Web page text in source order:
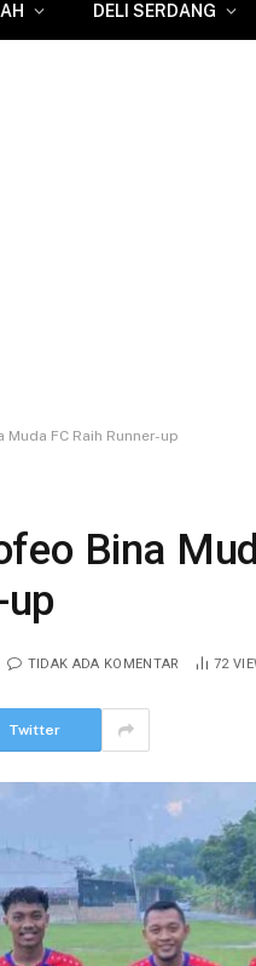
DELI SERDANG
FC Raih Runner-up
Bina
up
TIDAK ADA KOMENTAR 72
Twitter